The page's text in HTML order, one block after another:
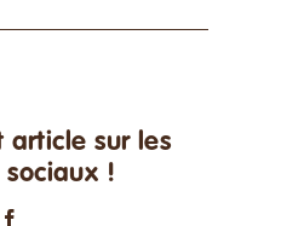
article sur les
sociaux !